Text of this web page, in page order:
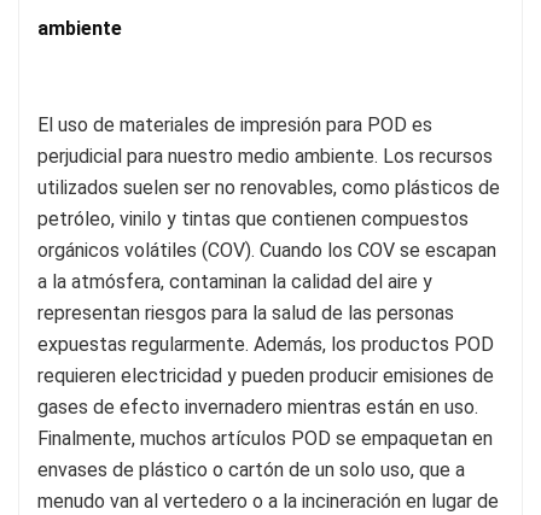
ambiente
El uso de materiales de impresión para POD es
perjudicial para nuestro medio ambiente. Los recursos
utilizados suelen ser no renovables, como plásticos de
petróleo, vinilo y tintas que contienen compuestos
orgánicos volátiles (COV). Cuando los COV se escapan
a la atmósfera, contaminan la calidad del aire y
representan riesgos para la salud de las personas
expuestas regularmente. Además, los productos POD
requieren electricidad y pueden producir emisiones de
gases de efecto invernadero mientras están en uso.
Finalmente, muchos artículos POD se empaquetan en
envases de plástico o cartón de un solo uso, que a
menudo van al vertedero o a la incineración en lugar de